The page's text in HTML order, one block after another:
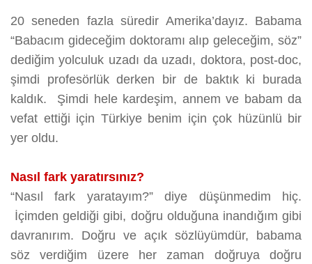
20 seneden fazla süredir Amerika’dayız. Babama
“Babacım gideceğim doktoramı alıp geleceğim, söz”
dediğim yolculuk uzadı da uzadı, doktora, post-doc,
şimdi profesörlük derken bir de baktık ki burada
kaldık. Şimdi hele kardeşim, annem ve babam da
vefat ettiği için Türkiye benim için çok hüzünlü bir
yer oldu.
Nasıl fark yaratırsınız?
“Nasıl fark yaratayım?” diye düşünmedim hiç.
İçimden geldiği gibi, doğru olduğuna inandığım gibi
davranırım. Doğru ve açık sözlüyümdür, babama
söz verdiğim üzere her zaman doğruya doğru